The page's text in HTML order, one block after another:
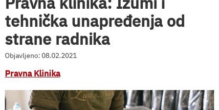
tehnička unapređenja od
strane radnika
Objavljeno: 08.02.2021
Pravna Klinika